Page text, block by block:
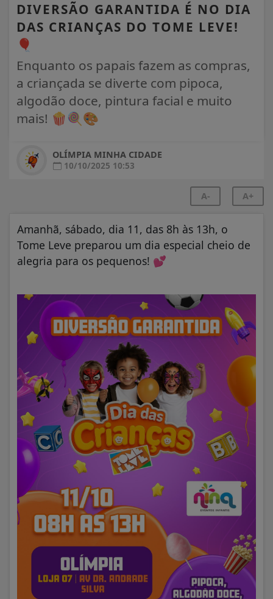
DIVERSÃO GARANTIDA É NO DIA
DAS CRIANÇAS DO TOME LEVE!
🎈
Enquanto os papais fazem as compras,
a criançada se diverte com pipoca,
algodão doce, pintura facial e muito
mais! 🍿🍭🎨
OLÍMPIA MINHA CIDADE
10/10/2025 10:53
A- A+
Amanhã, sábado, dia 11, das 8h às 13h, o
Tome Leve preparou um dia especial cheio de
alegria para os pequenos! 💕